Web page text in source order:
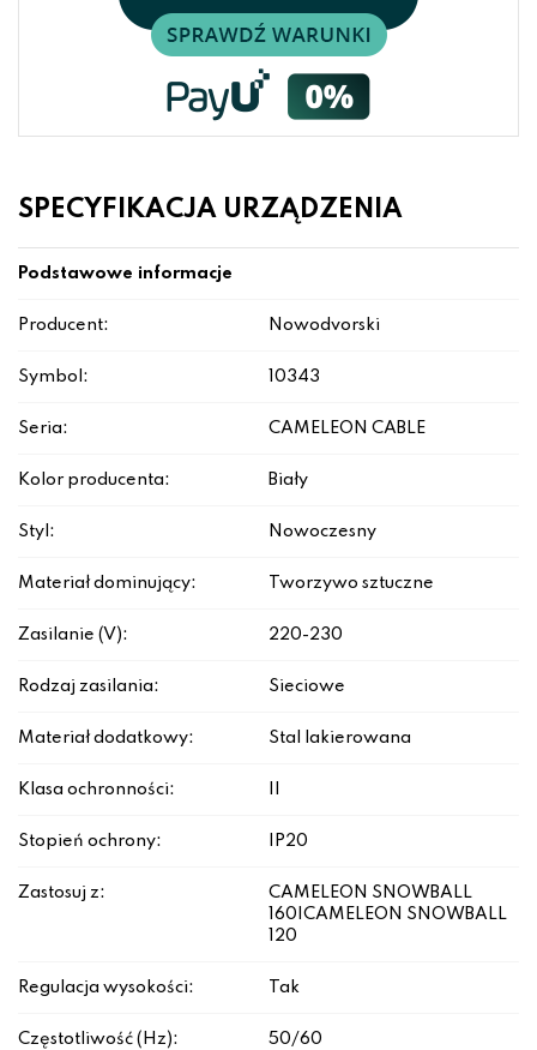
SPECYFIKACJA URZĄDZENIA
Podstawowe informacje
Producent: Nowodvorski
Symbol: 10343
Seria: CAMELEON CABLE
Kolor producenta: Biały
Styl: Nowoczesny
Materiał dominujący: Tworzywo sztuczne
Zasilanie (V): 220-230
Rodzaj zasilania: Sieciowe
Materiał dodatkowy: Stal lakierowana
Klasa ochronności:
Stopień ochrony: IP20
Zastosuj z:
CAMELEON SNOWBALL
160|CAMELEON SNOWBALL
120
Regulacja wysokości: Tak
Częstotliwość (Hz): 50/60